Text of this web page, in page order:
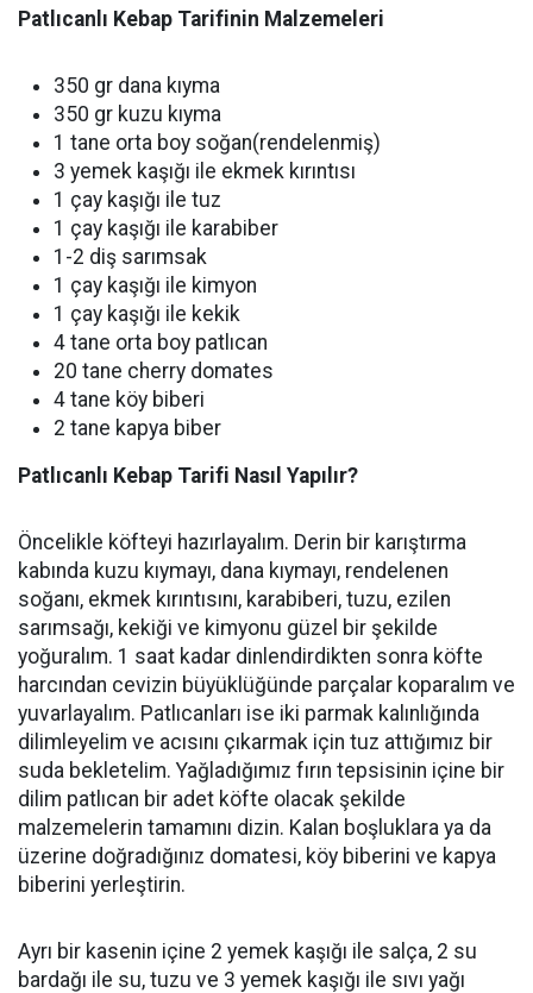
Patlıcanlı Kebap Tarifinin Malzemeleri
350 gr dana kıyma
350 gr kuzu kıyma
1 tane orta boy soğan(rendelenmiş)
3 yemek kaşığı ile ekmek kırıntısı
1 çay kaşığı ile tuz
1 çay kaşığı ile karabiber
1-2 diş sarımsak
1 çay kaşığı ile kimyon
1 çay kaşığı ile kekik
4 tane orta boy patlıcan
20 tane cherry domates
4 tane köy biberi
2 tane kapya biber
Patlıcanlı Kebap Tarifi Nasıl Yapılır?
Öncelikle köfteyi hazırlayalım. Derin bir karıştırma
kabında kuzu kıymayı, dana kıymayı, rendelenen
soğanı, ekmek kırıntısını, karabiberi, tuzu, ezilen
sarımsağı, kekiği ve kimyonu güzel bir şekilde
yoğuralım. 1 saat kadar dinlendirdikten sonra köfte
harcından cevizin büyüklüğünde parçalar koparalım ve
yuvarlayalım. Patlıcanları ise iki parmak kalınlığında
dilimleyelim ve acısını çıkarmak için tuz attığımız bir
suda bekletelim. Yağladığımız fırın tepsisinin içine bir
dilim patlıcan bir adet köfte olacak şekilde
malzemelerin tamamını dizin. Kalan boşluklara ya da
üzerine doğradığınız domatesi, köy biberini ve kapya
biberini yerleştirin.
Ayrı bir kasenin içine 2 yemek kaşığı ile salça, 2 su
bardağı ile su, tuzu ve 3 yemek kaşığı ile sıvı yağı